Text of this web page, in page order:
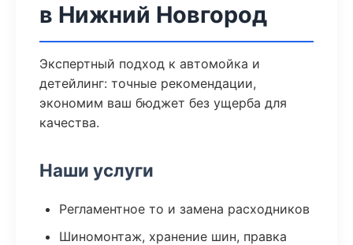
в Нижний Новгород
Экспертный подход к автомойка и
детейлинг: точные рекомендации,
экономим ваш бюджет без ущерба для
качества.
Наши услуги
Регламентное то и замена расходников
Шиномонтаж, хранение шин, правка